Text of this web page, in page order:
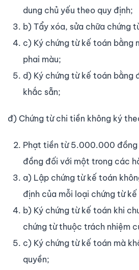
dung chủ yếu theo quy định;
b) Tẩy xóa, sửa chữa chứng
c) Ký chứng từ kế toán bằng
phai màu;
d) Ký chứng từ kế toán bằng
khắc sẵn;
đ) Chứng từ chi tiền không ký
Phạt tiền từ 5.000.000
đồng đối với một trong các
a) Lập chứng từ kế toán
định của mỗi loại chứng từ
b) Ký chứng từ kế toán khi
chứng từ thuộc trách nhiệm
c) Ký chứng từ kế toán mà
quyền;